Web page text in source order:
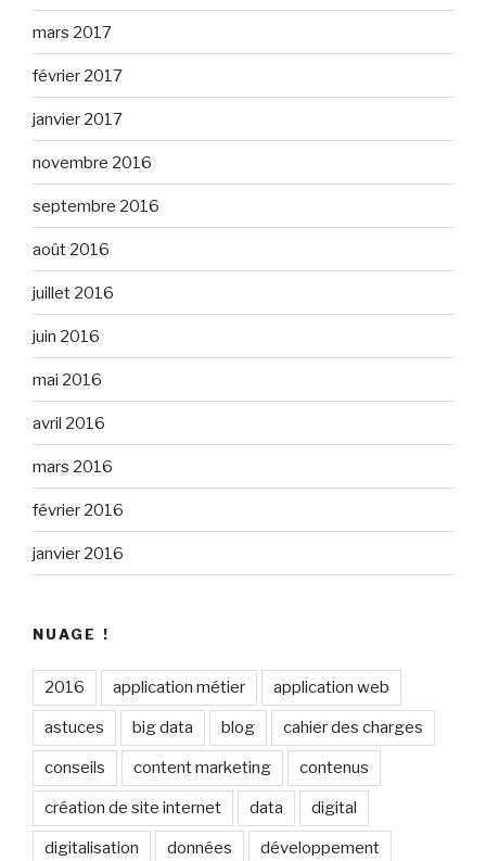
mars 2017
février 2017
janvier 2017
novembre 2016
septembre 2016
août 2016
juillet 2016
juin 2016
mai 2016
avril 2016
mars 2016
février 2016
janvier 2016
NUAGE !
2016 application métier application web
astuces big data blog cahier des charges
conseils content marketing contenus
création de site internet data digital
digitalisation données développement